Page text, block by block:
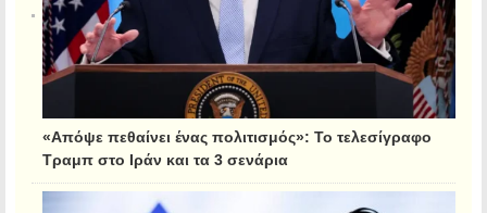
«Απόψε πεθαίνει ένας πολιτισμός»: Το τελεσίγραφο
Τραμπ στο Ιράν και τα 3 σενάρια